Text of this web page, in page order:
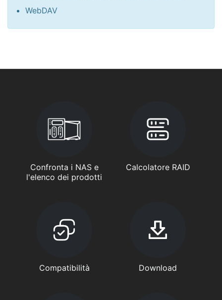
WebDAV
Confronta i NAS e
l'elenco dei prodotti
Calcolatore RAID
Compatibilità Download